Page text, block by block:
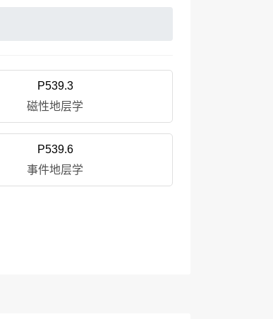
P539.3
磁性地层学
P539.6
事件地层学